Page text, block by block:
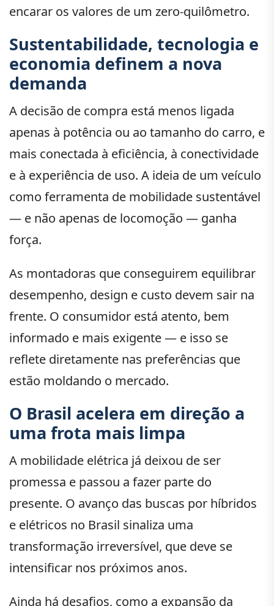
encarar os valores de um zero-quilômetro.
Sustentabilidade, tecnologia e
economia definem a nova
demanda
A decisão de compra está menos ligada
apenas à potência ou ao tamanho do carro, e
mais conectada à eficiência, à conectividade
e à experiência de uso. A ideia de um veículo
como ferramenta de mobilidade sustentável
— e não apenas de locomoção — ganha
força.
As montadoras que conseguirem equilibrar
desempenho, design e custo devem sair na
frente. O consumidor está atento, bem
informado e mais exigente — e isso se
reflete diretamente nas preferências que
estão moldando o mercado.
O Brasil acelera em direção a
uma frota mais limpa
A mobilidade elétrica já deixou de ser
promessa e passou a fazer parte do
presente. O avanço das buscas por híbridos
e elétricos no Brasil sinaliza uma
transformação irreversível, que deve se
intensificar nos próximos anos.
Ainda há desafios, como a expansão da